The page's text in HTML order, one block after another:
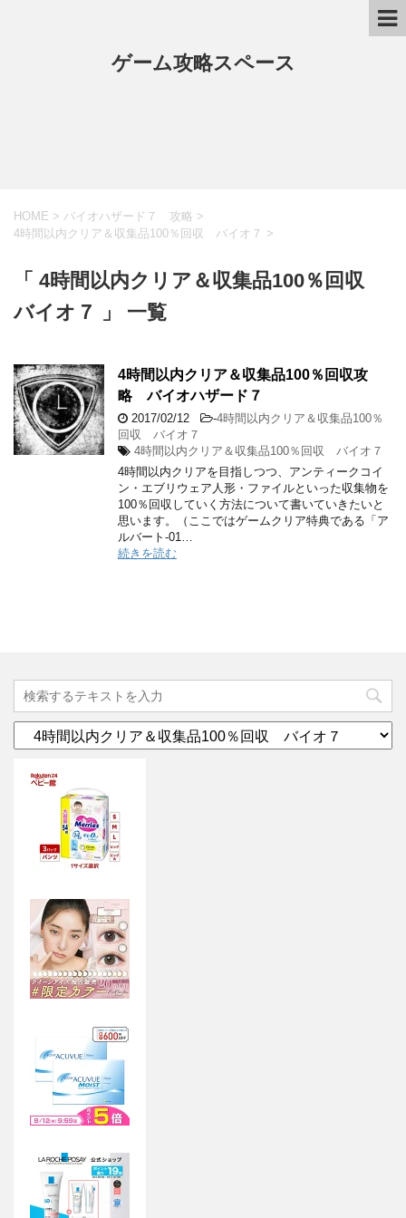
ゲーム攻略スペース
HOME > バイオハザード７ 攻略 >
4時間以内クリア＆収集品100％回収 バイオ７ >
「 4時間以内クリア＆収集品100％回収
バイオ７ 」 一覧
4時間以内クリア＆収集品100％回収攻
略 バイオハザード７
2017/02/12 -4時間以内クリア＆収集品100％
回収 バイオ７
4時間以内クリア＆収集品100％回収 バイオ７
4時間以内クリアを目指しつつ、アンティークコイ
ン・エブリウェア人形・ファイルといった収集物を
100％回収していく方法について書いていきたいと
思います。（ここではゲームクリア特典である「ア
ルバート-01…
続きを読む
テ